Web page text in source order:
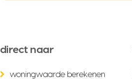
direct naar
woningwaarde berekenen